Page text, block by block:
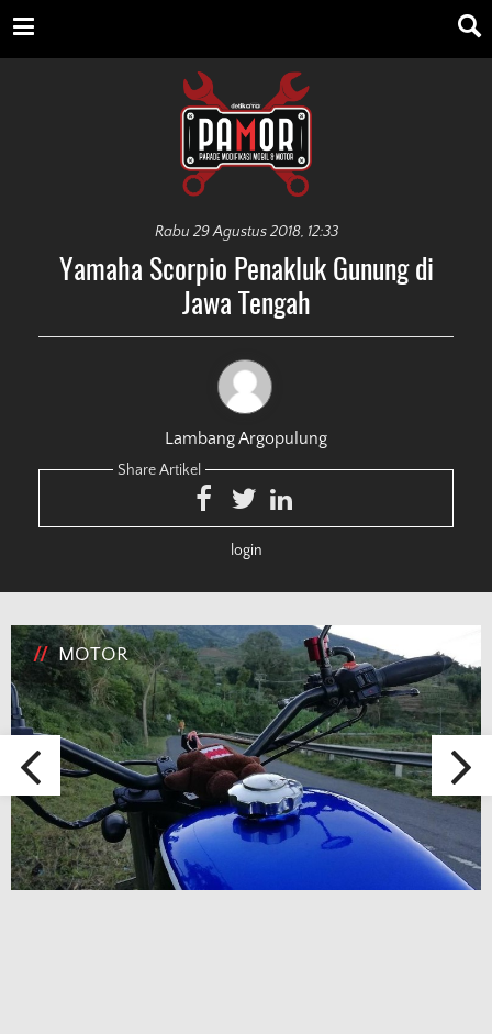
Rabu 29 Agustus 2018, 12:33
Yamaha Scorpio Penakluk Gunung di
Jawa Tengah
Lambang Argopulung
Share Artikel
login
// MOTOR